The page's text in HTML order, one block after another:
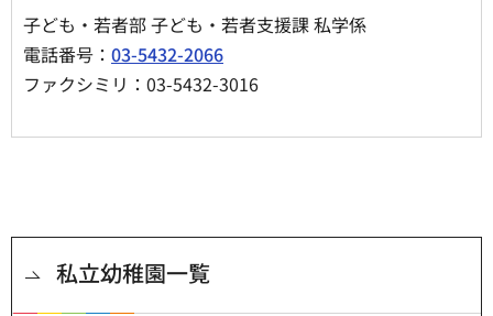
子ども・若者部 子ども・若者支援課 私学係
電話番号： 03-5432-2066
ファクシミリ：03-5432-3016
私立幼稚園一覧